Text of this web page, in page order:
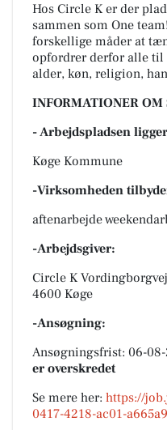
Hos Circle K er der
sammen som One
forskellige måder at
opfordrer derfor alle til
alder, køn, religion,
INFORMATIONER
- Arbejdspladsen
Køge Kommune
-Virksomheden
aftenarbejde
-Arbejdsgiver:
Circle K
4600 Køge
-Ansøgning:
Ansøgningsfrist: 06-
er overskredet
Se mere her: https://
0417-4218-ac01-